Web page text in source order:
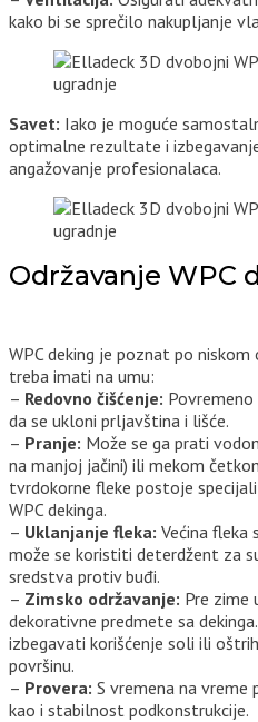
kako bi se sprečilo nakupljanje
Savet: Iako je moguće
optimalne rezultate i
angažovanje profesionalaca.
Održavanje WPC
WPC deking je poznat po
treba imati na umu:
– Redovno čišćenje:
da se ukloni prljavština i lišće.
– Pranje: Može se ga prati
na manjoj jačini) ili mekom
tvrdokorne fleke postoje
WPC dekinga.
– Uklanjanje fleka: Većina fleka
može se koristiti deterdžent za
sredstva protiv buđi.
– Zimsko održavanje: Pre zime
dekorativne predmete sa
izbegavati korišćenje soli ili
površinu.
– Provera: S vremena na vreme
kao i stabilnost podkonstrukcije.